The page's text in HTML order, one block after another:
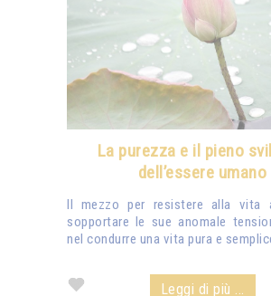
La purezza e il pieno
dell’essere umano
Il mezzo per resistere alla vita
sopportare le sue anomale
nel condurre una vita pura e
Leggi di più ...